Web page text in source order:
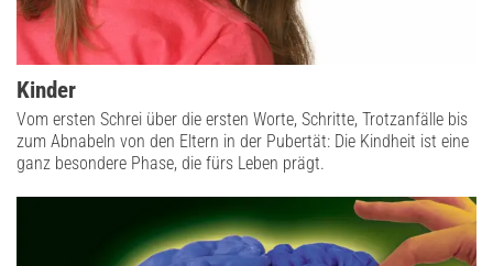
Kinder
Vom ersten Schrei über die ersten Worte, Schritte, Trotzanfälle bis
zum Abnabeln von den Eltern in der Pubertät: Die Kindheit ist eine
ganz besondere Phase, die fürs Leben prägt.